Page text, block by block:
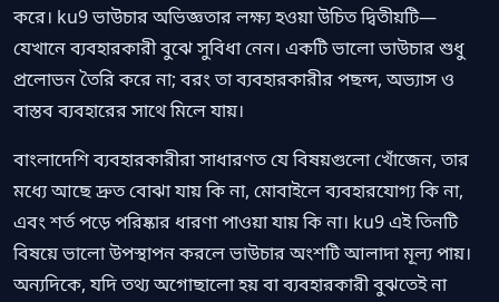
করে। ku9 ভাউচার অভিজ্ঞতার লক্ষ্য হওয়া উচিত দ্বিতীয়টি—
যেখানে ব্যবহারকারী বুঝে সুবিধা নেন। একটি ভালো ভাউচার শুধু
প্রলোভন তৈরি করে না; বরং তা ব্যবহারকারীর পছন্দ, অভ্যাস ও
বাস্তব ব্যবহারের সাথে মিলে যায়।
বাংলাদেশি ব্যবহারকারীরা সাধারণত যে বিষয়গুলো খোঁজেন, তার
মধ্যে আছে দ্রুত বোঝা যায় কি না, মোবাইলে ব্যবহারযোগ্য কি না,
এবং শর্ত পড়ে পরিষ্কার ধারণা পাওয়া যায় কি না। ku9 এই তিনটি
বিষয়ে ভালো উপস্থাপন করলে ভাউচার অংশটি আলাদা মূল্য পায়।
অন্যদিকে, যদি তথ্য অগোছালো হয় বা ব্যবহারকারী বুঝতেই না